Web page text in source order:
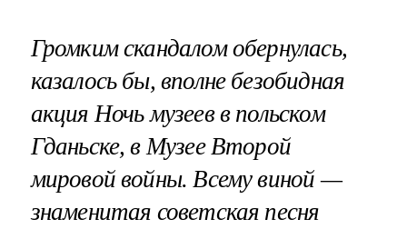
Громким скандалом обернулась,
казалось бы, вполне безобидная
акция Ночь музеев в польском
Гданьске, в Музее Второй
мировой войны. Всему виной —
знаменитая советская песня